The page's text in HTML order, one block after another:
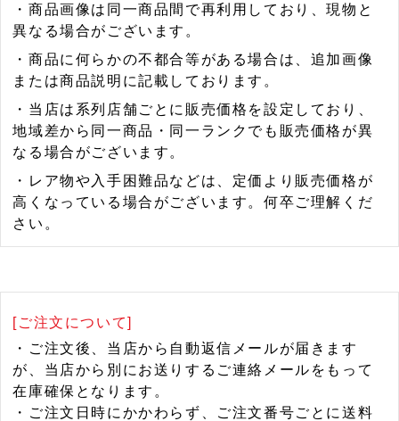
・商品画像は同一商品間で再利用しており、現物と
異なる場合がございます。
・商品に何らかの不都合等がある場合は、追加画像
または商品説明に記載しております。
・当店は系列店舗ごとに販売価格を設定しており、
地域差から同一商品・同一ランクでも販売価格が異
なる場合がございます。
・レア物や入手困難品などは、定価より販売価格が
高くなっている場合がございます。何卒ご理解くだ
さい。
[ご注文について]
・ご注文後、当店から自動返信メールが届きます
が、当店から別にお送りするご連絡メールをもって
在庫確保となります。
・ご注文日時にかかわらず、ご注文番号ごとに送料